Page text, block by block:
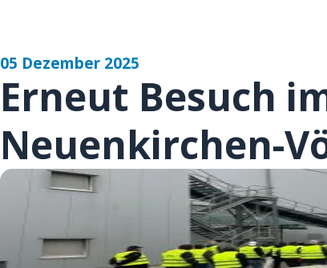
05 Dezember 2025
Erneut Besuch
Neuenkirchen-